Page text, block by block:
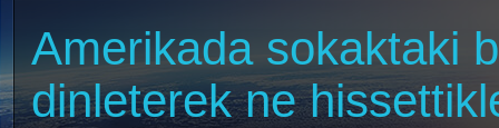
Amerikada sokaktaki
dinleterek ne